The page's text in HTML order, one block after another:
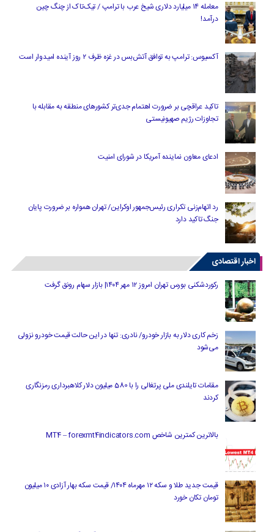
معامله ۱۴ میلیارد دلاری شیخ عرب با ترامپ / تیک‌تاک از چنگ چین
درآمد!
آکسیوس: ترامپ به توافق آتش‌بس در غزه ظرف ۲ روز آینده امیدوار است
تاکید عراقچی بر ضرورت اهتمام جدی‌تر کشورهای منطقه به مقابله با
تجاوزات رژیم صهیونیستی
ادعای معاون نماینده آمریکا در شورای امنیت
رد اتهام‌زنی تکراری رئیس‌جمهور اوکراین/ تهران همواره بر ضرورت پایان
جنگ تاکید دارد
اخبار اقتصادی
رکوردشکنی بورس تهران امروز ۱۲ مهر ۱۴۰۴| بازار سهام رونق گرفت
زخم کاری دلار به بازار خودرو/ نادری: تنها در این حالت قیمت خودرو نزولی
می‌شود
مقامات تایلندی ملی پرتغالی را با 580 میلیون دلار کلاهبرداری رمزنگاری
کردند
بالاترین کمترین شاخص MT4 – forexmt4indicators.com
قیمت جدید طلا و سکه ۱۲ مهرماه ۱۴۰۴/ قیمت سکه بهار آزادی ۱۰ میلیون
تومان تکان خورد